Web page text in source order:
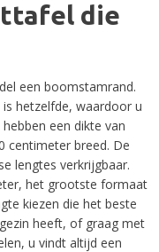
die
een boomstamrand.
hetzelfde, waardoor u
een dikte van
centimeter breed. De
lengtes verkrijgbaar.
het grootste formaat
kiezen die het beste
heeft, of graag met
u vindt altijd een